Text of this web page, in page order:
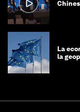
La
la